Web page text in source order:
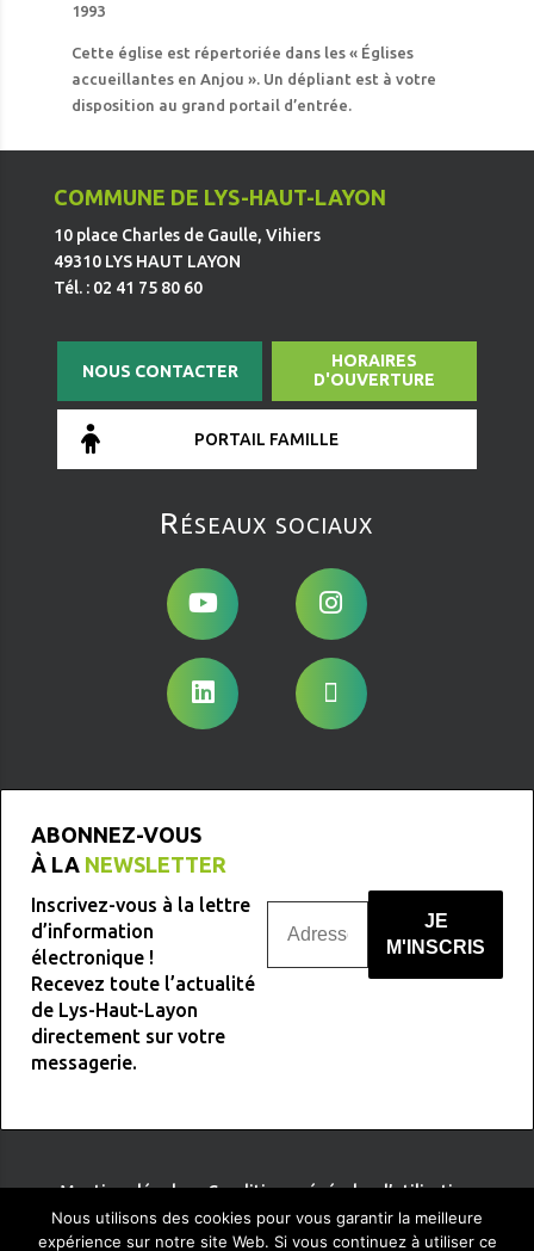
1993
Cette église est répertoriée dans les « Églises
accueillantes en Anjou ». Un dépliant est à votre
disposition au grand portail d’entrée.
COMMUNE DE LYS-HAUT-LAYON
10 place Charles de Gaulle, Vihiers
49310 LYS HAUT LAYON
Tél. : 02 41 75 80 60
NOUS CONTACTER
HORAIRES
D'OUVERTURE
PORTAIL FAMILLE
Réseaux sociaux
ABONNEZ-VOUS
À LA NEWSLETTER
Inscrivez-vous à la lettre
d’information
électronique !
Recevez toute l’actualité
de Lys-Haut-Layon
directement sur votre
messagerie.
Mentions légales-Conditions générales d’utilisation
Nous utilisons des cookies pour vous garantir la meilleure
expérience sur notre site Web. Si vous continuez à utiliser ce